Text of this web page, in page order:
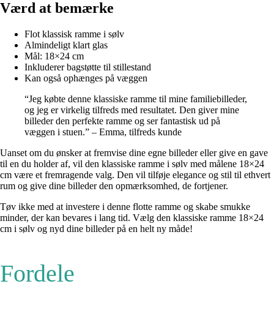
Værd at bemærke
Flot klassisk ramme i sølv
Almindeligt klart glas
Mål: 18×24 cm
Inkluderer bagstøtte til stillestand
Kan også ophænges på væggen
“Jeg købte denne klassiske ramme til mine familiebilleder,
og jeg er virkelig tilfreds med resultatet. Den giver mine
billeder den perfekte ramme og ser fantastisk ud på
væggen i stuen.” – Emma, tilfreds kunde
Uanset om du ønsker at fremvise dine egne billeder eller give en gave
til en du holder af, vil den klassiske ramme i sølv med målene 18×24
cm være et fremragende valg. Den vil tilføje elegance og stil til ethvert
rum og give dine billeder den opmærksomhed, de fortjener.
Tøv ikke med at investere i denne flotte ramme og skabe smukke
minder, der kan bevares i lang tid. Vælg den klassiske ramme 18×24
cm i sølv og nyd dine billeder på en helt ny måde!
Fordele